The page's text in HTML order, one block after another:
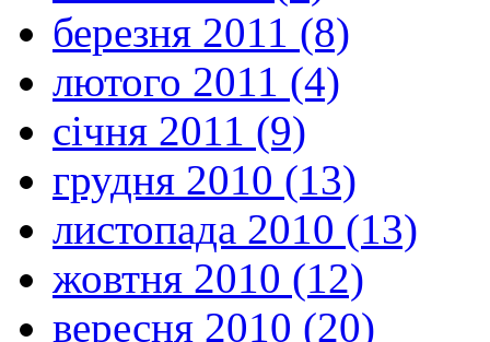
березня 2011 (8)
лютого 2011 (4)
січня 2011 (9)
грудня 2010 (13)
листопада 2010 (13)
жовтня 2010 (12)
вересня 2010 (20)